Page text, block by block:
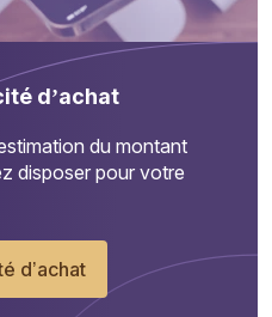
d’achat
du montant
disposer pour votre
d’achat